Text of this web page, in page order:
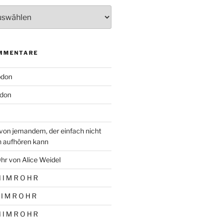
jemandem, der einfach nicht
aufhören kann
von Alice Weidel
I M R O H R
M R O H R
I M R O H R